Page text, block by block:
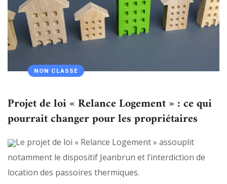
NON CLASSÉ
Projet de loi « Relance Logement » : ce qui
pourrait changer pour les propriétaires
Le projet de loi « Relance Logement » assouplit
notamment le dispositif Jeanbrun et l’interdiction de
location des passoires thermiques.